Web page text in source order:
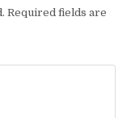
Required fields are